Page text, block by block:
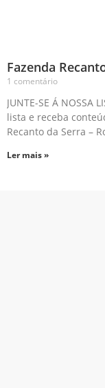
Fazenda
1 comentário
JUNTE-SE Á NOSSA
lista e receba
Recanto da Serra –
Ler mais »